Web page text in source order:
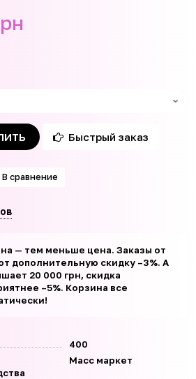
Быстрый заказ
В сравнение
— тем меньше цена. Заказы от
дополнительную скидку –3%. А
20 000 грн, скидка
–5%. Корзина все
400
Масс маркет